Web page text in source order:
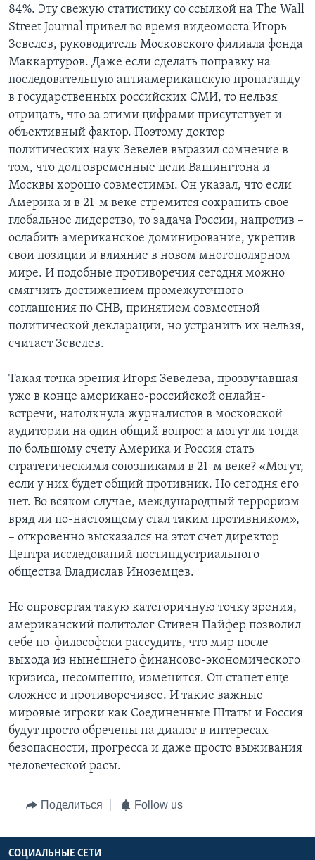
84%. Эту свежую статистику со ссылкой на The Wall
Street Journal привел во время видеомоста Игорь
Зевелев, руководитель Московского филиала фонда
Маккартуров. Даже если сделать поправку на
последовательную антиамериканскую пропаганду
в государственных российских СМИ, то нельзя
отрицать, что за этими цифрами присутствует и
объективный фактор. Поэтому доктор
политических наук Зевелев выразил сомнение в
том, что долговременные цели Вашингтона и
Москвы хорошо совместимы. Он указал, что если
Америка и в 21-м веке стремится сохранить свое
глобальное лидерство, то задача России, напротив –
ослабить американское доминирование, укрепив
свои позиции и влияние в новом многополярном
мире. И подобные противоречия сегодня можно
смягчить достижением промежуточного
соглашения по СНВ, принятием совместной
политической декларации, но устранить их нельзя,
считает Зевелев.
Такая точка зрения Игоря Зевелева, прозвучавшая
уже в конце американо-российской онлайн-
встречи, натолкнула журналистов в московской
аудитории на один общий вопрос: а могут ли тогда
по большому счету Америка и Россия стать
стратегическими союзниками в 21-м веке? «Могут,
если у них будет общий противник. Но сегодня его
нет. Во всяком случае, международный терроризм
вряд ли по-настоящему стал таким противником»,
– откровенно высказался на этот счет директор
Центра исследований постиндустриального
общества Владислав Иноземцев.
Не опровергая такую категоричную точку зрения,
американский политолог Стивен Пайфер позволил
себе по-философски рассудить, что мир после
выхода из нынешнего финансово-экономического
кризиса, несомненно, изменится. Он станет еще
сложнее и противоречивее. И такие важные
мировые игроки как Соединенные Штаты и Россия
будут просто обречены на диалог в интересах
безопасности, прогресса и даже просто выживания
человеческой расы.
Поделиться Follow us
СОЦИАЛЬНЫЕ СЕТИ